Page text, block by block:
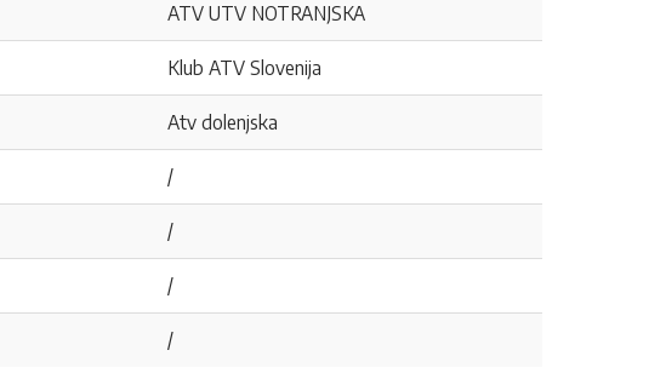
ATV UTV NOTRANJSKA
Klub ATV Slovenija
Atv dolenjska
/
/
/
/